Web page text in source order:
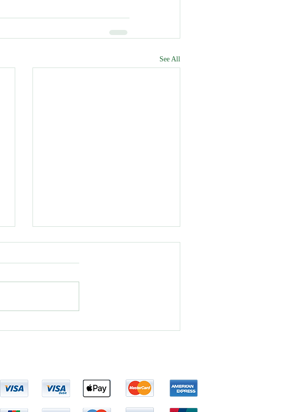
See All